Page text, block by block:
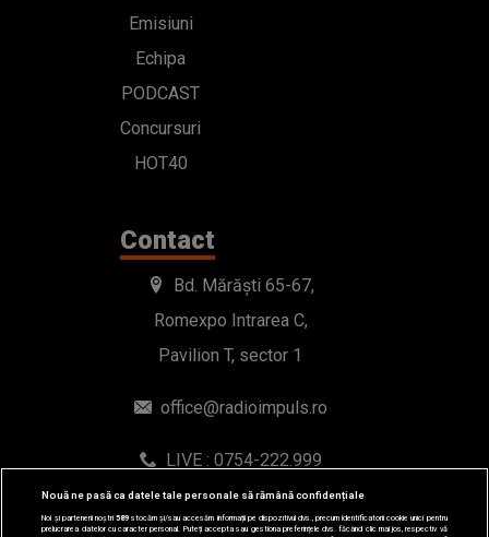
Emisiuni
Echipa
PODCAST
Concursuri
HOT40
Contact
Bd. Mărăști 65-67,
Romexpo Intrarea C,
Pavilion T, sector 1
office@radioimpuls.ro
LIVE : 0754-222.999
WhatsApp: 0754-222.999
Nouă ne pasă ca datele tale personale să rămână confidențiale
Noi și partenerii noștri589stocăm și/sau accesăm informații pe dispozitivul dvs., precum identificatorii cookie unici pentru
prelucrarea datelor cu caracter personal. Puteți accepta sau gestiona preferințele dvs. făcând clic mai jos, respectiv vă